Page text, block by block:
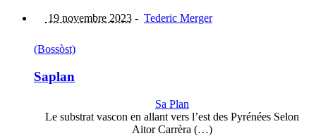
19 novembre 2023 - Tederic Merger
(Bossòst)
Saplan
Sa Plan
Le substrat vascon en allant vers l’est des Pyrénées Selon
Aitor Carrèra (…)